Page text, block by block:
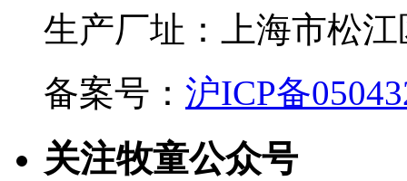
生产厂址：上海市松
备案号： 沪ICP备
关注牧童公众号